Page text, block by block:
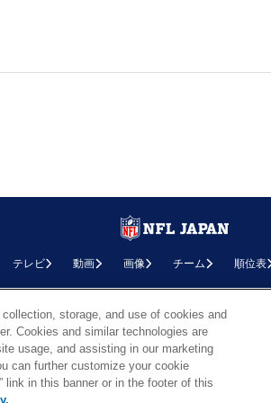
テレビ 動画 画像 チーム 順位表
Copyright © NFL JAPAN.COM.All Rights Reserved.
Copyright © LY Corporation. All Rights Reserved.
PHOTO BY AP Images / PHOTO BY Getty Images
storage, and use of cookies and
Cookies and similar technologies are
usage, and assisting in our marketing
can further customize your cookie
link in this banner or in the footer of this